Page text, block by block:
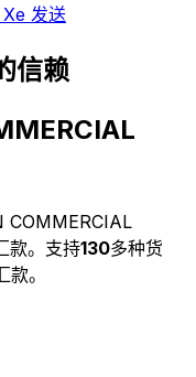
Xe 发送
信赖
COMMERCIAL
款。支持130多种货
。